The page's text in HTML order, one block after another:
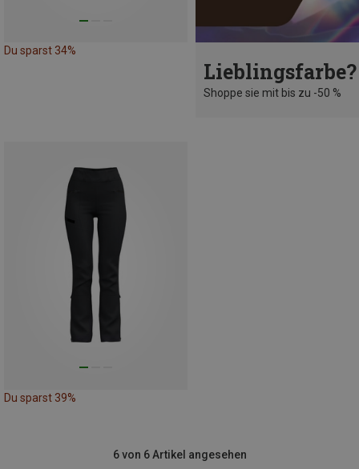
Du sparst 34%
Lieblingsfarbe?
Shoppe sie mit bis zu -50 %
Du sparst 39%
6 von 6 Artikel angesehen